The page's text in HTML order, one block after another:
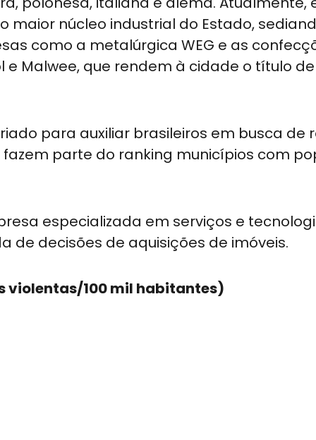
maior núcleo industrial do Estado,
como a metalúrgica WEG e as
e Malwee, que rendem à cidade o título de
para auxiliar brasileiros em busca de
parte do ranking municípios com
especializada em serviços e
de decisões de aquisições de imóveis.
violentas/100 mil habitantes)